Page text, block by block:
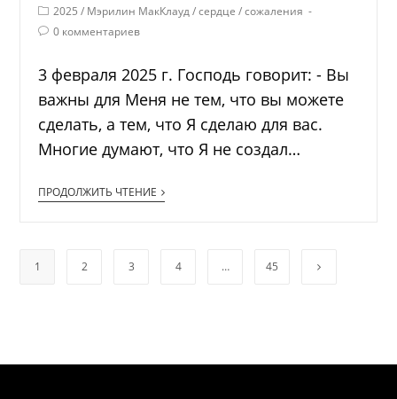
2025 / Мэрилин МакКлауд / сердце / сожаления
0 комментариев
3 февраля 2025 г. Господь говорит: - Вы
важны для Меня не тем, что вы можете
сделать, а тем, что Я сделаю для вас.
Многие думают, что Я не создал…
ПРОДОЛЖИТЬ ЧТЕНИЕ
1 2 3 4 … 45